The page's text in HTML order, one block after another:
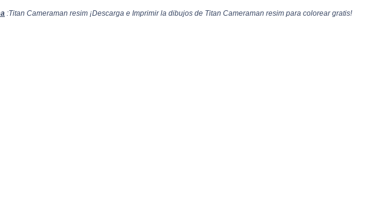
:Titan Cameraman resim ¡Descarga e Imprimir la dibujos de Titan Cameraman resim para colorear gratis!